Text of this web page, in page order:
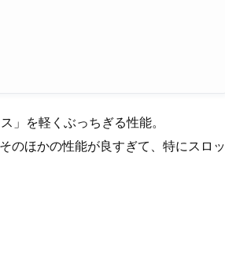
」を軽くぶっちぎる性能。
のほかの性能が良すぎて、特にスロッ